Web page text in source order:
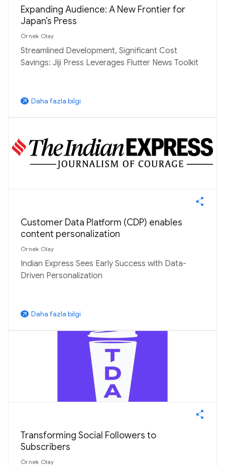
Expanding Audience: A New Frontier for
Japan’s Press
Örnek Olay
Streamlined Development, Significant Cost
Savings: Jiji Press Leverages Flutter News Toolkit
arrow_outward Daha fazla bilgi
Customer Data Platform (CDP) enables
content personalization
Örnek Olay
Indian Express Sees Early Success with Data-
Driven Personalization
arrow_outward Daha fazla bilgi
Transforming Social Followers to
Subscribers
Örnek Olay